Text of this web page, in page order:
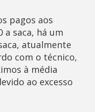
pagos aos
a saca, há um
atualmente 
com o técnico,
à média
ao excesso